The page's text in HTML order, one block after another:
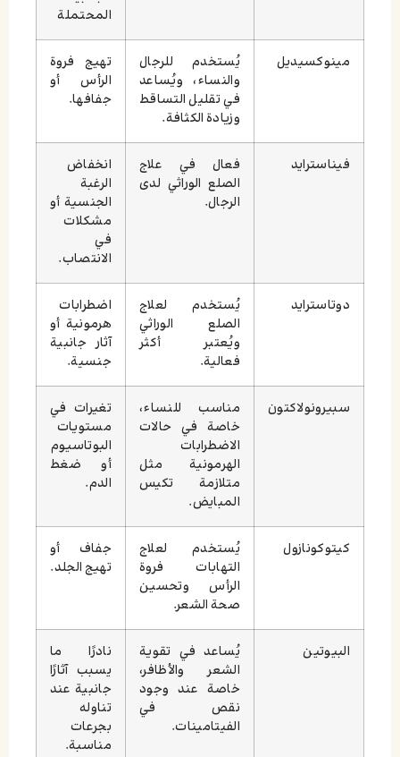
المحتملة
مينوكسيديل
يُستخدم للرجال
والنساء، ويُساعد
في تقليل التساقط
وزيادة الكثافة.
تهيج فروة
الرأس أو
جفافها.
فيناسترايد
فعال في علاج
الصلع الوراثي لدى
الرجال.
انخفاض
الرغبة
الجنسية أو
مشكلات
في
الانتصاب.
دوتاسترايد
يُستخدم لعلاج
الصلع الوراثي
ويُعتبر أكثر
فعالية.
اضطرابات
هرمونية أو
آثار جانبية
جنسية.
سبيرونولاكتون
مناسب للنساء،
خاصة في حالات
الاضطرابات
الهرمونية مثل
متلازمة تكيس
المبايض.
تغيرات في
مستويات
البوتاسيوم
أو ضغط
الدم.
كيتوكونازول
يُستخدم لعلاج
التهابات فروة
الرأس وتحسين
صحة الشعر.
جفاف أو
تهيج الجلد.
البيوتين
يُساعد في تقوية
الشعر والأظافر،
خاصة عند وجود
نقص في
الفيتامينات.
نادرًا ما
يسبب آثارًا
جانبية عند
تناوله
بجرعات
مناسبة.